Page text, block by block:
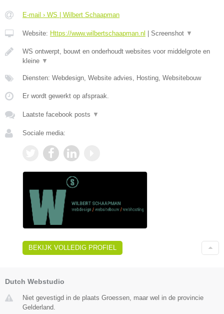
E-mail › WS | Wilbert Schaapman
Website: Https://www.wilbertschaapman.nl Screenshot ▼
WS ontwerpt, bouwt en onderhoudt websites voor middelgrote en
kleine ▼
Diensten: Webdesign, Website advies, Hosting, Websitebouw
Er wordt gewerkt op afspraak.
Laatste facebook posts ▼
Sociale media:
BEKIJK VOLLEDIG PROFIEL
Dutch Webstudio
Niet gevestigd in de plaats Groessen, maar wel in de provincie
Gelderland.